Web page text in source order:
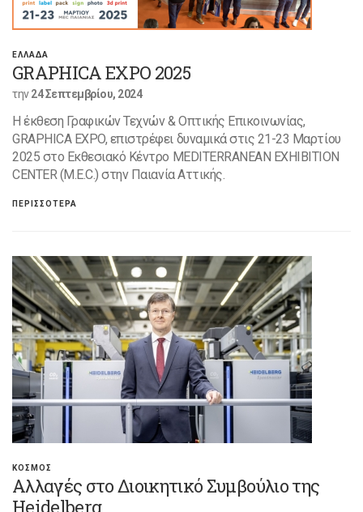
ΕΛΛΑΔΑ
GRAPHICA EXPO 2025
την24 Σεπτεμβρίου, 2024
Η έκθεση Γραφικών Τεχνών & Οπτικής Επικοινωνίας,
GRAPHICA EXPO, επιστρέφει δυναμικά στις 21-23 Μαρτίου
2025 στο Εκθεσιακό Κέντρο MEDITERRANEAN EXHIBITION
CENTER (M.E.C.) στην Παιανία Αττικής.
ΠΕΡΙΣΣΟΤΕΡΑ
ΚΟΣΜΟΣ
Αλλαγές στο Διοικητικό Συμβούλιο της
Heidelberg